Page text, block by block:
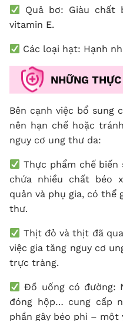
Quả bơ: Giàu chất
vitamin E.
Các loại hạt: Hạnh
NHỮNG
Bên cạnh việc bổ sung
nên hạn chế hoặc
nguy cơ ung thư da:
Thực phẩm chế biến
chứa nhiều chất béo
quản và phụ gia, có thể
thư.
Thịt đỏ và thịt đã
việc gia tăng nguy cơ
trực tràng.
Đồ uống có đường:
đóng hộp… cung cấp
phần gây béo phì –